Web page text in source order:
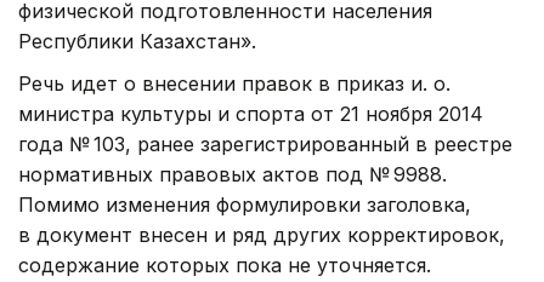
физической подготовленности населения
Республики Казахстан».
Речь идет о внесении правок в приказ и. о.
министра культуры и спорта от 21 ноября 2014
года № 103, ранее зарегистрированный в реестре
нормативных правовых актов под № 9988.
Помимо изменения формулировки заголовка,
в документ внесен и ряд других корректировок,
содержание которых пока не уточняется.